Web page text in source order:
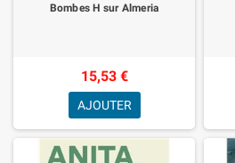
Bombes H sur Almeria
15,53 €
AJOUTER